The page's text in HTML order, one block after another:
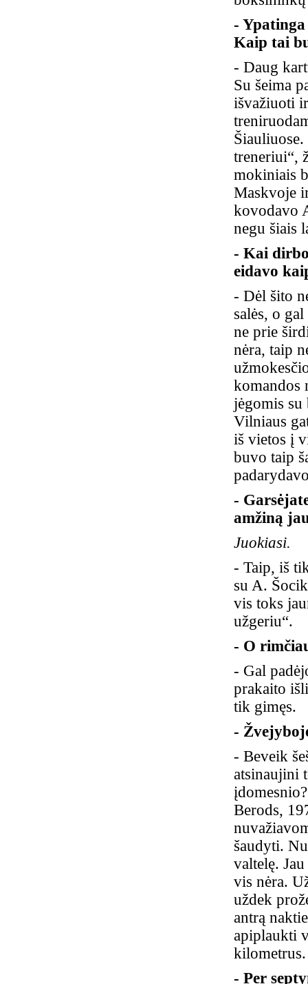
-
Kaip tai
- Daug
Su šeima
išvažiuoti
treneriui“,
mokiniais
Maskvoje
kovodavo
negu šiais
- Kai
eidavo
- Dėl šito
salės, o
ne prie
nėra, taip
komandos
jėgomis
Vilniaus
iš vietos į
buvo taip
-
amžiną
Juokiasi.
- Taip, iš
su A.
vis toks
užgeriu“.
- O
- Gal
prakaito
tik gimęs.
-
- Beveik
atsinaujini
Berods,
šaudyti.
valtelę.
vis nėra.
uždek
antrą
apiplaukti
- Per